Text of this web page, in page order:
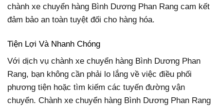
chành xe chuyển hàng Bình Dương Phan Rang cam kết
đảm bảo an toàn tuyệt đối cho hàng hóa.
Tiện Lợi Và Nhanh Chóng
Với dịch vụ chành xe chuyển hàng Bình Dương Phan
Rang, bạn không cần phải lo lắng về việc điều phối
phương tiện hoặc tìm kiếm các tuyến đường vận
chuyển. Chành xe chuyển hàng Bình Dương Phan Rang